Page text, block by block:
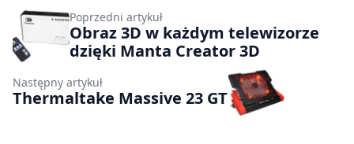
Poprzedni artykuł
Obraz 3D w każdym telewizorze
dzięki Manta Creator 3D
Następny artykuł
Thermaltake Massive 23 GT